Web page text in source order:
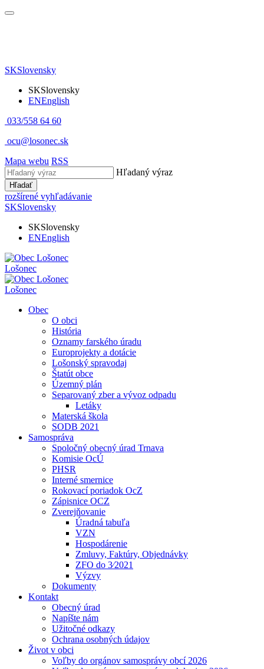
SKSlovensky
SKSlovensky
ENEnglish
033/558 64 60
ocu@losonec.sk
Mapa webu RSS
Hľadaný výraz
Hľadať
rozšírené vyhľadávanie
SKSlovensky
SKSlovensky
ENEnglish
Lošonec
Lošonec
Obec
O obci
História
Oznamy farského úradu
Europrojekty a dotácie
Lošonský spravodaj
Štatút obce
Územný plán
Separovaný zber a vývoz odpadu
Letáky
Materská škola
SODB 2021
Samospráva
Spoločný obecný úrad Trnava
Komisie OcÚ
PHSR
Interné smernice
Rokovací poriadok OcZ
Zápisnice OCZ
Zverejňovanie
Úradná tabuľa
VZN
Hospodárenie
Zmluvy, Faktúry, Objednávky
ZFO do 3⁄2021
Výzvy
Dokumenty
Kontakt
Obecný úrad
Napíšte nám
Užitočné odkazy
Ochrana osobných údajov
Život v obci
Voľby do orgánov samosprávy obcí 2026